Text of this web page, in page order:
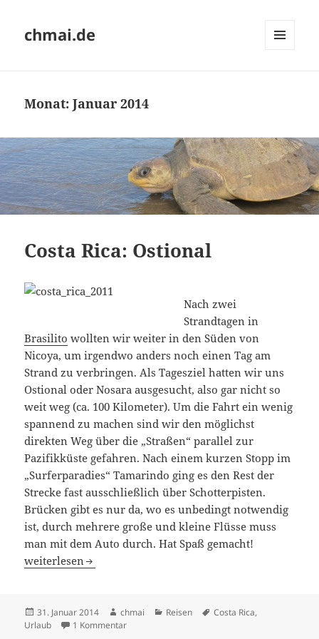
chmai.de
Monat:Januar 2014
Costa Rica: Ostional
Nach zwei
Strandtagen in
Brasilito wollten wir weiter in den Süden von
Nicoya, um irgendwo anders noch einen Tag am
Strand zu verbringen. Als Tagesziel hatten wir uns
Ostional oder Nosara ausgesucht, also gar nicht so
weit weg (ca. 100 Kilometer). Um die Fahrt ein wenig
spannend zu machen sind wir den möglichst
direkten Weg über die „Straßen“ parallel zur
Pazifikküste gefahren. Nach einem kurzen Stopp im
„Surferparadies“ Tamarindo ging es den Rest der
Strecke fast ausschließlich über Schotterpisten.
Brücken gibt es nur da, wo es unbedingt notwendig
ist, durch mehrere große und kleine Flüsse muss
man mit dem Auto durch. Hat Spaß gemacht!
Costa Rica: Ostional
weiterlesen
Veröffentlicht
am
31. Januar 2014 Autor
chmai Kategorien
Reisen Schlagwörter
Costa Rica,
Urlaub
1 Kommentarzu Costa Rica: Ostional